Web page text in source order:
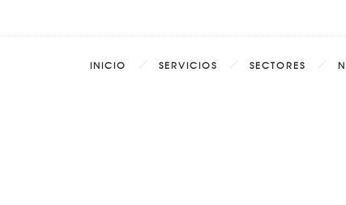
INICIO SERVICIOS SECTORES